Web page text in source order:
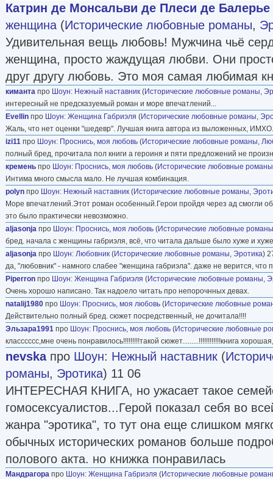
Катрин де Монсальви де Плеси де Балерье
женщина (Исторические любовные романы,
Удивительная вещь любовь! Мужчина чьё
женщина, просто жаждущая любви. Они
друг другу любовь. Это моя самая любимая
киманта про Шоун: Нежный наставник (Исторические любовные романы,
интересный не предсказуемый роман и море впечатлений...
Evellin про Шоун: Женщина Габриэля (Исторические любовные романы,
Жаль, что нет оценки "шедевр". Лучшая книга автора из выложенных, ИМХО.
izi11 про Шоун: Проснись, моя любовь (Исторические любовные романы,
полный бред, прочитала пол книги а героиня и пяти предложений не
кремень про Шоун: Проснись, моя любовь (Исторические любовные романы
Интима много смысла мало. Не лучшая комбинация.
polyn про Шоун: Нежный наставник (Исторические любовные романы,
Море впечатлений.Этот роман особенный.Герои пройдя через ад смогли
это было практически невозможно.
aljasonja про Шоун: Проснись, моя любовь (Исторические любовные романы
бред. начала с женщины габриэля, всё, что читала дальше было хуже и хуже
aljasonja про Шоун: Любовник (Исторические любовные романы, Эротика)
да, "любовник" - намного слабее "женщина габриэла". даже не верится, что
Piperron про Шоун: Женщина Габриэля (Исторические любовные романы,
Очень хорошо написано. Так надоело читать про непорочнных девах.
natalij1980 про Шоун: Проснись, моя любовь (Исторические любовные
Действительно полный бред. сюжет посредственный, не дочитала!!!!
Эльзара1991 про Шоун: Проснись, моя любовь (Исторические любовные
класссссс,мне очень понравилось!!!!!!!!!такой сюжет.........!!!!!!!!!!!!книга
nevskaпро Шоун: Нежный наставник (
романы, Эротика) 11 06
ИНТЕРЕСНАЯ КНИГА, но ужасает такое
гомосексуалистов...Герой показал себя во
жанра "эротика", то тут она еще слишком
обычных исторических романов больше
полового акта. но книжка понравилась
Мандрагора про Шоун: Женщина Габриэля (Исторические любовные